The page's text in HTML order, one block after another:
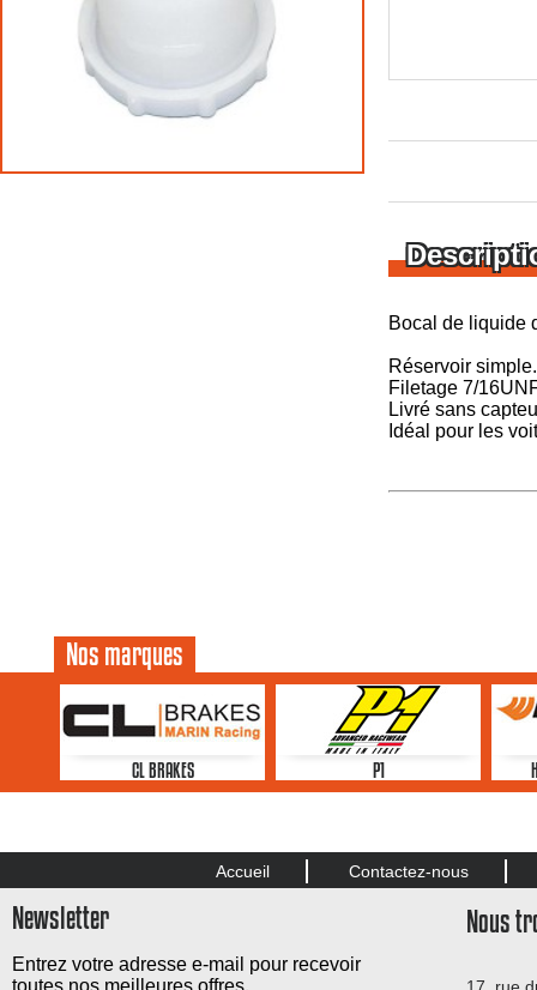
Bocal de liquide
Réservoir simple.
Filetage 7/
Livré sans
Idéal pour les
Nos marques
CL BRAKES P1
Accueil Contactez-nous
Newsletter
Entrez votre adresse e-mail pour recevoir
toutes nos meilleures offres.
Nous